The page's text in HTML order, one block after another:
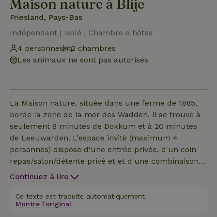
Maison nature à Blije
Friesland, Pays-Bas
Indépendant | Isolé | Chambre d'hôtes
4 personnes
2 chambres
Les animaux ne sont pas autorisés
La Maison nature, située dans une ferme de 1885,
borde la zone de la mer des Wadden. Il se trouve à
seulement 8 minutes de Dokkum et à 20 minutes
de Leeuwarden. L'espace invité (maximum 4
personnes) dispose d'une entrée privée, d'un coin
repas/salon/détente privé et et d'une combinaison
salle de bain/toilette privée. Le stationnement est
compris dans le prix. Utile à savoir cependant, les
hôtes servent un petit déjeuner végétalien
Continuez à lire
Ce texte est traduite automatiquement.
Montre l'original.